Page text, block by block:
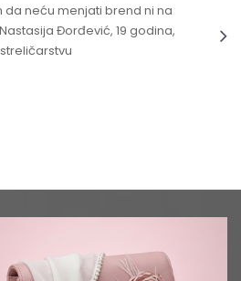
neću menjati brend ni na
Đorđević, 19 godina,